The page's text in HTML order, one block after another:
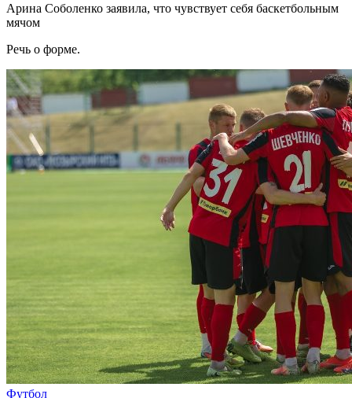
Арина Соболенко заявила, что чувствует себя баскетбольным
мячом
Речь о форме.
Футбол